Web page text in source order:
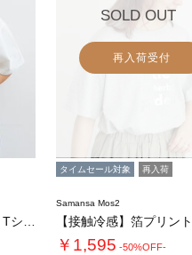
SOLD OUT
再入荷受付
タイムセール対象 再入荷
Samansa Mos2
￥1,595 -50%OFF-